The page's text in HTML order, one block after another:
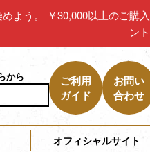
よう。 ￥30,000以上のご
ン
から
ご利用
ガイド
お問い
合わせ
オフィシャルサイト